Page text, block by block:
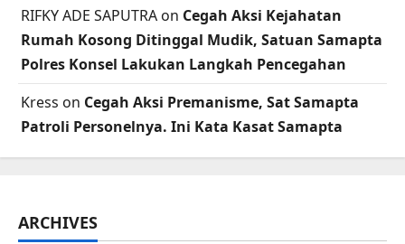
RIFKY ADE SAPUTRA on Cegah Aksi Kejahatan
Rumah Kosong Ditinggal Mudik, Satuan Samapta
Polres Konsel Lakukan Langkah Pencegahan
Kress on Cegah Aksi Premanisme, Sat Samapta
Patroli Personelnya. Ini Kata Kasat Samapta
ARCHIVES